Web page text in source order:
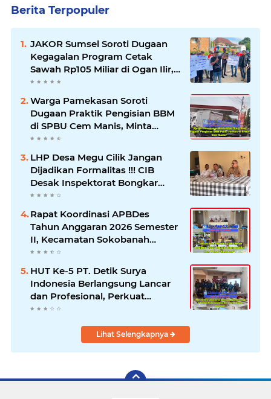
Berita Terpopuler
JAKOR Sumsel Soroti Dugaan
Kegagalan Program Cetak
Sawah Rp105 Miliar di Ogan Ilir,
Desak Kadis Pertanian Mundur
Warga Pamekasan Soroti
Dugaan Praktik Pengisian BBM
di SPBU Cem Manis, Minta
Klarifikasi dan Pengawasan
LHP Desa Megu Cilik Jangan
Dijadikan Formalitas !!! CIB
Desak Inspektorat Bongkar
Seluruh Fakta dan Hentikan
Dugaan Permainan Oknum
Rapat Koordinasi APBDes
Tahun Anggaran 2026 Semester
II, Kecamatan Sokobanah
Libatkan 12 Desa
HUT Ke-5 PT. Detik Surya
Indonesia Berlangsung Lancar
dan Profesional, Perkuat
Kompetensi Wartawan
Lihat Selengkapnya